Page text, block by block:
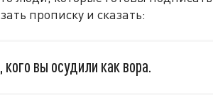
прописку и сказать:
вы осудили как вора.